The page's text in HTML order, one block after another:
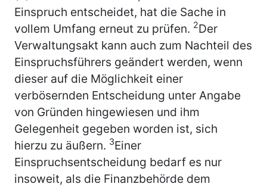
Einspruch entscheidet, hat die Sache in
vollem Umfang erneut zu prüfen. 2Der
Verwaltungsakt kann auch zum Nachteil des
Einspruchsführers geändert werden, wenn
dieser auf die Möglichkeit einer
verbösernden Entscheidung unter Angabe
von Gründen hingewiesen und ihm
Gelegenheit gegeben worden ist, sich
hierzu zu äußern. 3Einer
Einspruchsentscheidung bedarf es nur
insoweit, als die Finanzbehörde dem